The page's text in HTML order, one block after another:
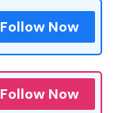
Follow Now
Follow Now